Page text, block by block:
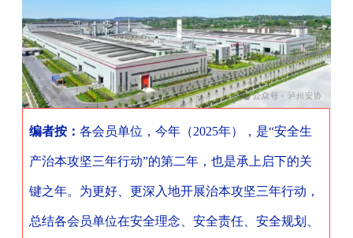
编者按：各会员单位，今年（2025年），是“安全生
产治本攻坚三年行动”的第二年，也是承上启下的关
键之年。为更好、更深入地开展治本攻坚三年行动，
总结各会员单位在安全理念、安全责任、安全规划、